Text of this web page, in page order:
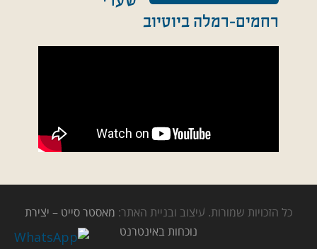
רחמים-רמלה ביוטיוב
כל הזכויות שמורות. עיצוב ובניית האתר: מאסטר סייט – יצירת
נוכחות באינטרנט